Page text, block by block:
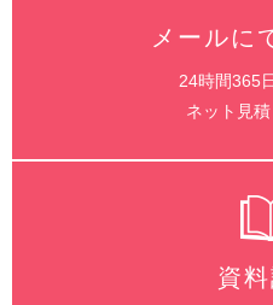
メールに
24時間365
ネット見
資